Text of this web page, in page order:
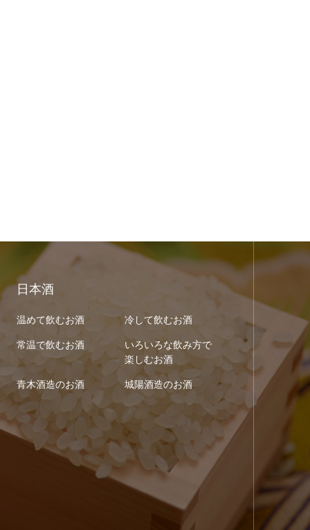
日本酒
温めて飲むお酒 冷して飲むお酒
常温で飲むお酒
いろいろな飲み方で
楽しむお酒
青木酒造のお酒 城陽酒造のお酒